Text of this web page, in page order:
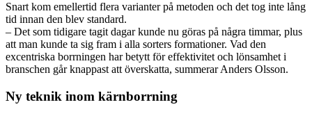
Snart kom emellertid flera varianter på metoden och det tog inte lång
tid innan den blev standard.
– Det som tidigare tagit dagar kunde nu göras på några timmar, plus
att man kunde ta sig fram i alla sorters formationer. Vad den
excentriska borrningen har betytt för effektivitet och lönsamhet i
branschen går knappast att överskatta, summerar Anders Olsson.
Ny teknik inom kärnborrning